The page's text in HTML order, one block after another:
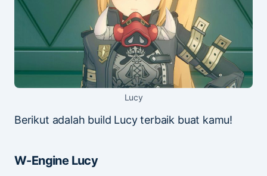
Lucy
Berikut adalah build Lucy terbaik buat kamu!
W-Engine Lucy